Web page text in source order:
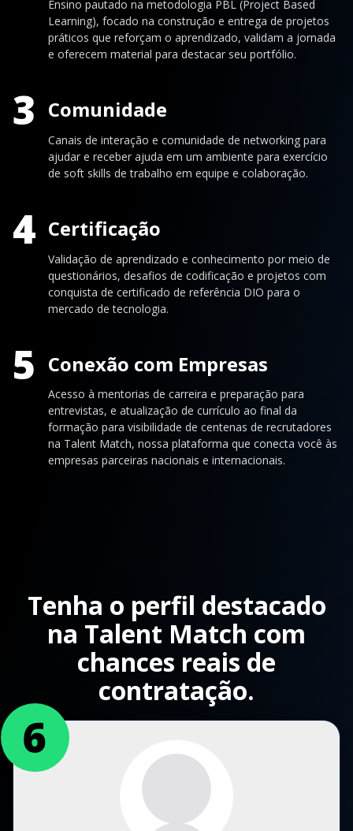
Ensino pautado na metodologia PBL (Project Based
Learning), focado na construção e entrega de projetos
práticos que reforçam o aprendizado, validam a jornada
e oferecem material para destacar seu portfólio.
3 Comunidade
Canais de interação e comunidade de networking para
ajudar e receber ajuda em um ambiente para exercício
de soft skills de trabalho em equipe e colaboração.
4 Certificação
Validação de aprendizado e conhecimento por meio de
questionários, desafios de codificação e projetos com
conquista de certificado de referência DIO para o
mercado de tecnologia.
5 Conexão com Empresas
Acesso à mentorias de carreira e preparação para
entrevistas, e atualização de currículo ao final da
formação para visibilidade de centenas de recrutadores
na Talent Match, nossa plataforma que conecta você às
empresas parceiras nacionais e internacionais.
Tenha o perfil destacado
na Talent Match com
chances reais de
contratação.